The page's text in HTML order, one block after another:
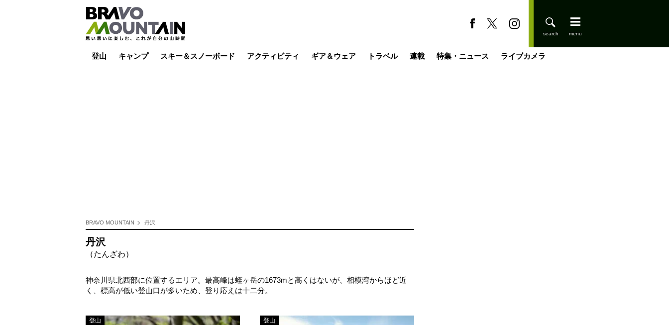
登山 キャンプ スキー＆スノーボード アクティビティ ギア＆ウェア トラベル 連載 特集・ニュース ライブカメラ
BRAVO MOUNTAIN 丹沢
丹沢
（たんざわ）
神奈川県北西部に位置するエリア。最高峰は蛭ヶ岳の1673mと高くはないが、相模湾からほど近
く、標高が低い登山口が多いため、登り応えは十二分。
登山 登山